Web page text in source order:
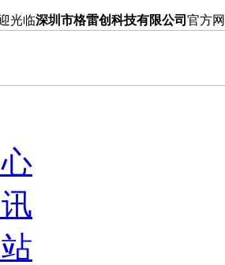
光临深圳市格雷创科技有限公司 官方